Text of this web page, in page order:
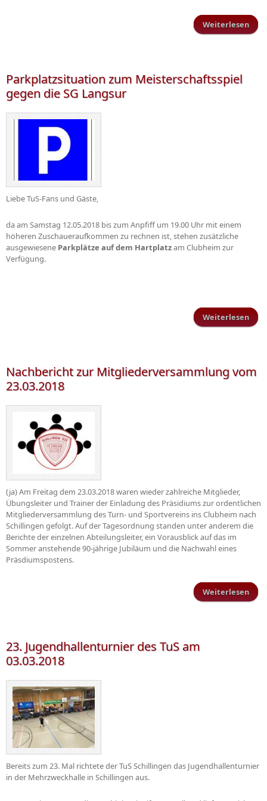
Weiterlesen
Parkplatzsituation zum Meisterschaftsspiel
gegen die SG Langsur
Liebe TuS-Fans und Gäste,
da am Samstag 12.05.2018 bis zum Anpfiff um 19.00 Uhr mit einem
höheren Zuschaueraufkommen zu rechnen ist, stehen zusätzliche
ausgewiesene Parkplätze auf dem Hartplatzam Clubheim zur
Verfügung.
Weiterlesen
Nachbericht zur Mitgliederversammlung vom
23.03.2018
(ja) Am Freitag dem 23.03.2018 waren wieder zahlreiche Mitglieder,
Übungsleiter und Trainer der Einladung des Präsidiums zur ordentlichen
Mitgliederversammlung des Turn- und Sportvereins ins Clubheim nach
Schillingen gefolgt. Auf der Tagesordnung standen unter anderem die
Berichte der einzelnen Abteilungsleiter, ein Vorausblick auf das im
Sommer anstehende 90-jährige Jubiläum und die Nachwahl eines
Präsdiumspostens.
Weiterlesen
23. Jugendhallenturnier des TuS am
03.03.2018
Bereits zum 23. Mal richtete der TuS Schillingen das Jugendhallenturnier
in der Mehrzweckhalle in Schillingen aus.